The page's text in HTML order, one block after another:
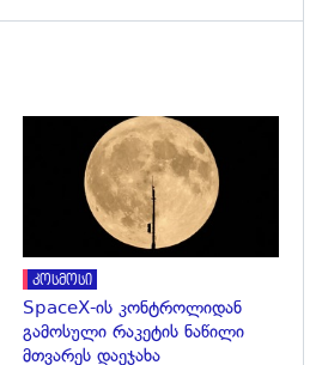
გადახედვა
კოსმოსი
SpaceX-ის კონტროლიდან
გამოსული რაკეტის ნაწილი
მთვარეს დაეჯახა